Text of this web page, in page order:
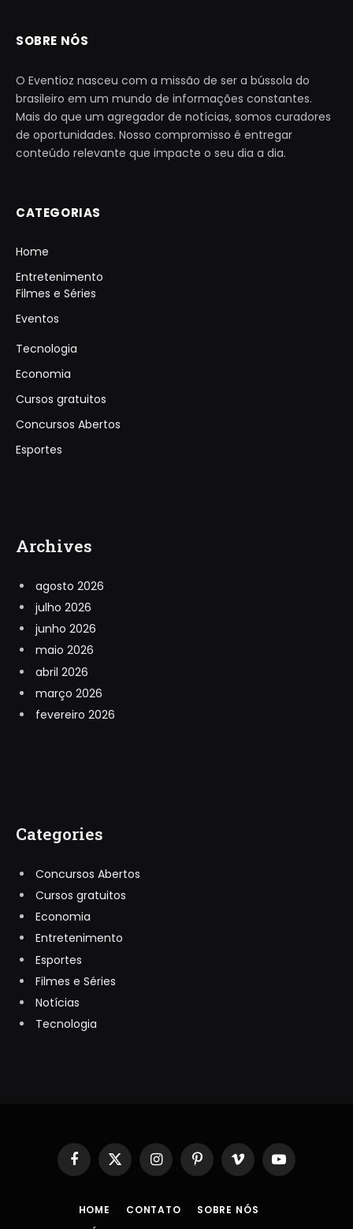
SOBRE NÓS
O Eventioz nasceu com a missão de ser a bússola do
brasileiro em um mundo de informações constantes.
Mais do que um agregador de notícias, somos curadores
de oportunidades. Nosso compromisso é entregar
conteúdo relevante que impacte o seu dia a dia.
CATEGORIAS
Home
Entretenimento
Filmes e Séries
Eventos
Tecnologia
Economia
Cursos gratuitos
Concursos Abertos
Esportes
Archives
agosto 2026
julho 2026
junho 2026
maio 2026
abril 2026
março 2026
fevereiro 2026
Categories
Concursos Abertos
Cursos gratuitos
Economia
Entretenimento
Esportes
Filmes e Séries
Notícias
Tecnologia
Facebook
X
(Twitter)
InstagramPinterestVimeo YouTube
HOME CONTATO
SOBRE NÓS